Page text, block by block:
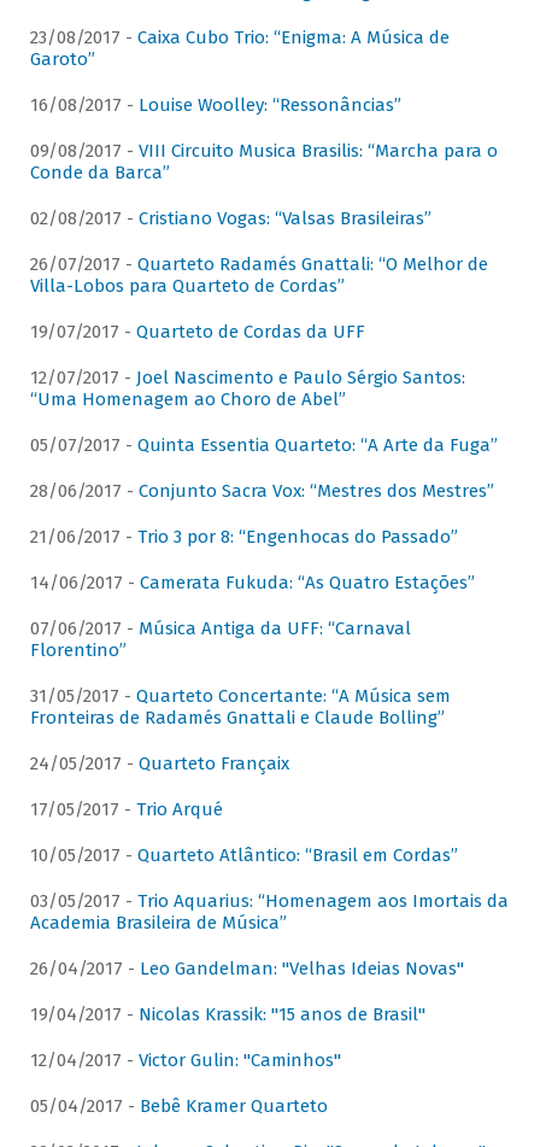
23/08/2017 - Caixa Cubo Trio: “Enigma: A Música de
Garoto”
16/08/2017 - Louise Woolley: “Ressonâncias”
09/08/2017 - VIII Circuito Musica Brasilis: “Marcha para o
Conde da Barca”
02/08/2017 - Cristiano Vogas: “Valsas Brasileiras”
26/07/2017 - Quarteto Radamés Gnattali: “O Melhor de
Villa-Lobos para Quarteto de Cordas”
19/07/2017 - Quarteto de Cordas da UFF
12/07/2017 - Joel Nascimento e Paulo Sérgio Santos:
“Uma Homenagem ao Choro de Abel”
05/07/2017 - Quinta Essentia Quarteto: “A Arte da Fuga”
28/06/2017 - Conjunto Sacra Vox: “Mestres dos Mestres”
21/06/2017 - Trio 3 por 8: “Engenhocas do Passado”
14/06/2017 - Camerata Fukuda: “As Quatro Estações”
07/06/2017 - Música Antiga da UFF: “Carnaval
Florentino”
31/05/2017 - Quarteto Concertante: “A Música sem
Fronteiras de Radamés Gnattali e Claude Bolling”
24/05/2017 - Quarteto Françaix
17/05/2017 - Trio Arqué
10/05/2017 - Quarteto Atlântico: “Brasil em Cordas”
03/05/2017 - Trio Aquarius: “Homenagem aos Imortais da
Academia Brasileira de Música”
26/04/2017 - Leo Gandelman: "Velhas Ideias Novas"
19/04/2017 - Nicolas Krassik: "15 anos de Brasil"
12/04/2017 - Victor Gulin: "Caminhos"
05/04/2017 - Bebê Kramer Quarteto